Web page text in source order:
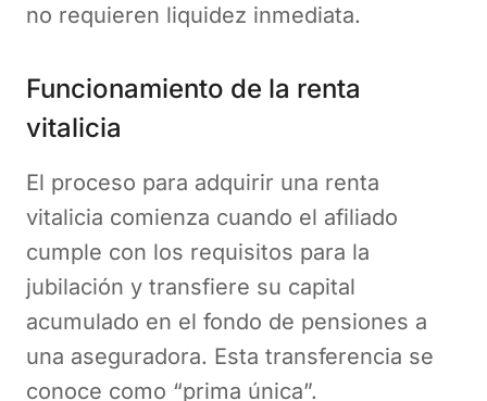
no requieren liquidez inmediata​.
Funcionamiento de la renta
vitalicia
El proceso para adquirir una renta
vitalicia comienza cuando el afiliado
cumple con los requisitos para la
jubilación y transfiere su capital
acumulado en el fondo de pensiones a
una aseguradora. Esta transferencia se
conoce como “prima única”.